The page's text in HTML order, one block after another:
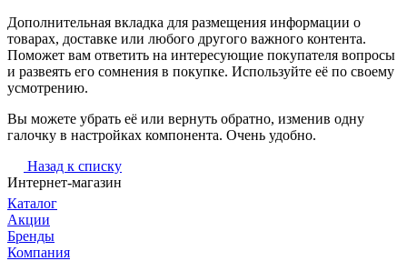
Дополнительная вкладка для размещения информации о
товарах, доставке или любого другого важного контента.
Поможет вам ответить на интересующие покупателя вопросы
и развеять его сомнения в покупке. Используйте её по своему
усмотрению.
Вы можете убрать её или вернуть обратно, изменив одну
галочку в настройках компонента. Очень удобно.
Назад к списку
Интернет-магазин
Каталог
Акции
Бренды
Компания